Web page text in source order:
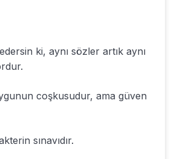
ki, aynı sözler artık aynı
coşkusudur, ama güven
sınavıdır.